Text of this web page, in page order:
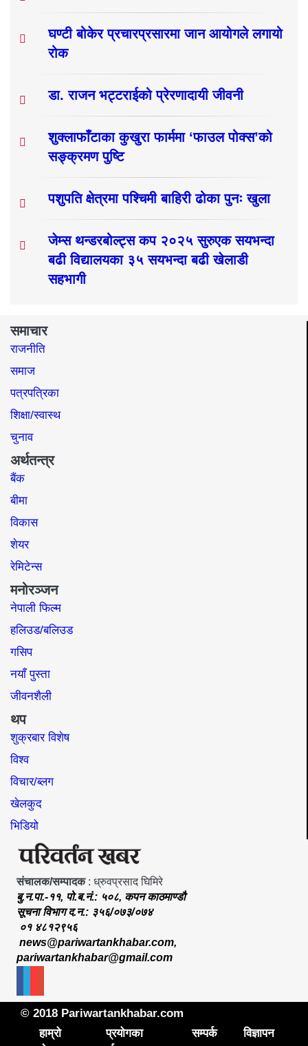
घण्टी बोकेर प्रचारप्रसारमा जान आयोगले लगायो
रोक
डा. राजन भट्टराईको प्रेरणादायी जीवनी
शुक्लाफाँटाका कुखुरा फार्ममा ‘फाउल पोक्स’को
सङ्क्रमण पुष्टि
पशुपति क्षेत्रमा पश्चिमी बाहिरी ढोका पुनः खुला
जेम्स थन्डरबोल्ट्स कप २०२५ सुरुएक सयभन्दा
बढी विद्यालयका ३५ सयभन्दा बढी खेलाडी
सहभागी
समाचार
राजनीति
समाज​
पत्रपत्रिका
शिक्षा/स्वास्थ
चुनाव
अर्थतन्त्र
बैंक
बीमा
विकास
शेयर
रेमिटेन्स
मनोरञ्जन
नेपाली फिल्म
हलिउड/बलिउड
गसिप
नयाँ पुस्ता
जीवनशैली
थप
शुक्रबार विशेष
विश्व
विचार/ब्लग
खेलकुद
भिडियो
संचालक/सम्पादक: ध्रुवप्रसाद घिमिरे
बु.न.पा.-११, पो.ब.नं.: ५०८, कपन काठमाण्डौ
सूचना विभाग द.न.: ३५६/०७३/०७४
०१ ४८१२९५६
news@pariwartankhabar.com,
pariwartankhabar@gmail.com
© 2018 Pariwartankhabar.com
हाम्रो
प्रयोगका
सम्पर्क विज्ञापन